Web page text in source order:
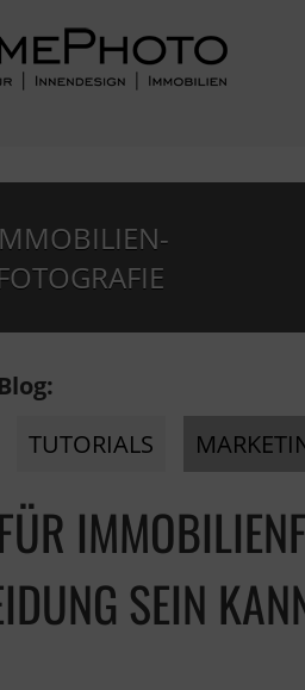
TUTORIALS
SEIN